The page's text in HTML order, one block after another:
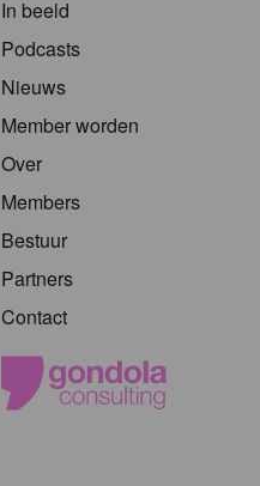
In beeld
Podcasts
Nieuws
Member worden
Over
Members
Bestuur
Partners
Contact